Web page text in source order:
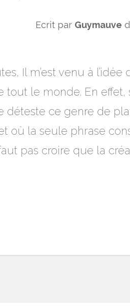
Ecrit par Guymauve
Il m’est venu à
le monde. En effet,
déteste ce genre de
où la seule phrase
pas croire que la